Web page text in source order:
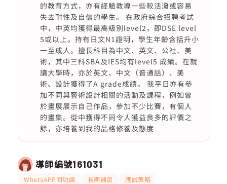
的教育方式，亦有經驗教導一些較活潑或容易
失去耐性及自信的學生。 在政府綜合招聘考試
中，中英均獲得最高級別level2，即DSE level
5或以上。持有日文N1證明，學生年齡含括升小
一至成人。擅長科目為中文、英文、公社、美
術，其中三科SBA及IES均有level5 成績。在就
讀大學時，亦於英文、中文（普通話）、美
術、設計獲得了A grade成績。 我平日亦有參
加不同與藝術設計相關的活動及課程，例如曾
於畫展展示自己作品，參加不少比賽，有個人
的畫集。從中獲得不同令人獲益良多的評價之
餘，亦培養到我的品格修養及態度
導師編號161031
WhatsAPP問功課 長期補習 應試策略